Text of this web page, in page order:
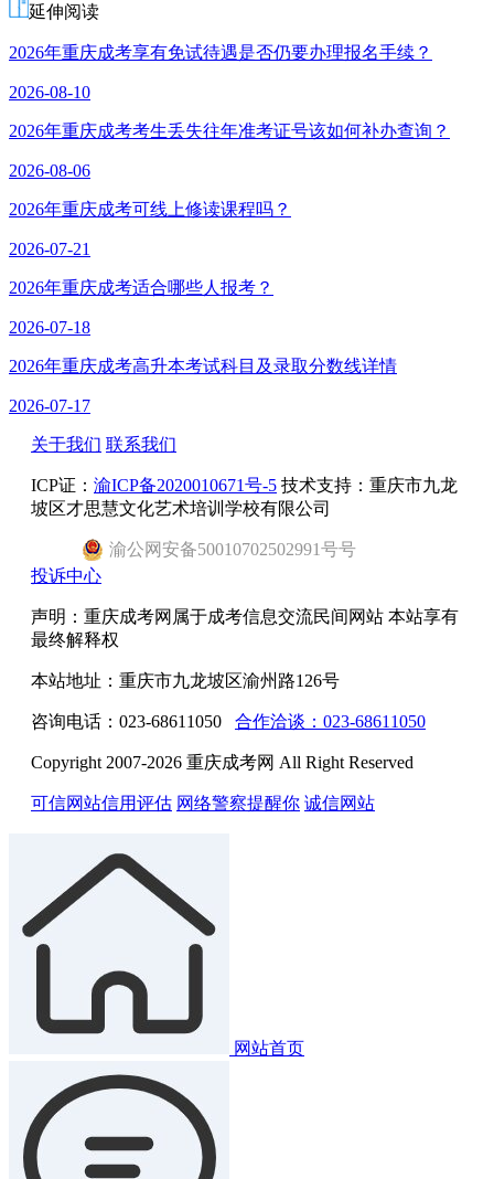
延伸阅读
2026年重庆成考享有免试待遇是否仍要办理报名手续？
2026-08-10
2026年重庆成考考生丢失往年准考证号该如何补办查询？
2026-08-06
2026年重庆成考可线上修读课程吗？
2026-07-21
2026年重庆成考适合哪些人报考？
2026-07-18
2026年重庆成考高升本考试科目及录取分数线详情
2026-07-17
关于我们 联系我们
ICP证： 渝ICP备2020010671号-5 技术支持：重庆市九龙
坡区才思慧文化艺术培训学校有限公司
渝公网安备50010702502991号号
投诉中心
声明：重庆成考网属于成考信息交流民间网站 本站享有
最终解释权
本站地址：重庆市九龙坡区渝州路126号
咨询电话：023-68611050 合作洽谈：023-68611050
Copyright 2007-2026 重庆成考网 All Right Reserved
可信网站信用评估 网络警察提醒你 诚信网站
网站首页